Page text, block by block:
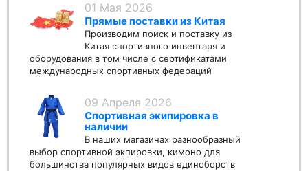
01 Мая 2026
Прямые поставки из Китая
Производим поиск и поставку из
Китая спортивного инвентаря и
оборудования в том числе с сертификатами
международных спортивных федераций
09 Апреля 2026
Спортивная экипировка в
наличии
В наших магазинах разнообразный
выбор спортивной экпировки, кимоно для
большинства популярных видов единоборств